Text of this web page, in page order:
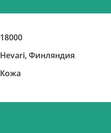
18000
Hevari, Финляндия
Кожа